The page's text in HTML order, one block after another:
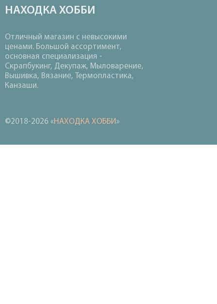
НАХОДКА ХОББИ
Отличный магазин с невысокими
ценами. Большой ассортимент,
основная специализация -
Скрапбукинг, Декупаж, Мыловарение,
Вышивка, Вязание, Термопластика,
Канзаши.
©2018-2026 «НАХОДКА ХОББИ»